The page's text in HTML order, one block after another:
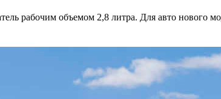
рабочим объемом 2,8 литра. Для авто нового